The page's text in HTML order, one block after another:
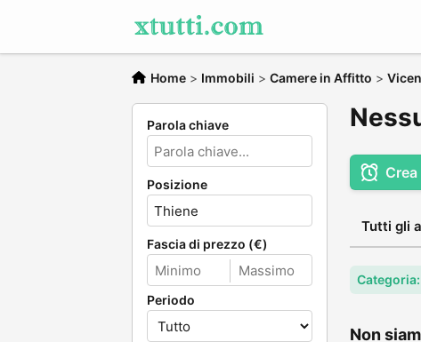
Home > Immobili > Camere in Affitto >
Parola chiave
Posizione
Fascia di prezzo (€)
Periodo
Tutti gli
Non